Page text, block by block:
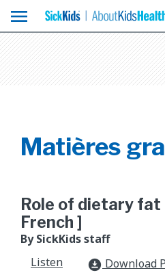
menu
Matières
Role of dietary
French ]
By SickKids staff
Listen
download_for_offline Download